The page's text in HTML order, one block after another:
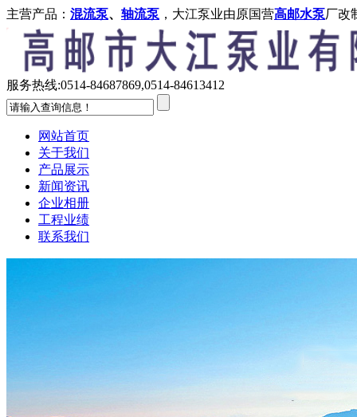
主营产品： 混流泵、 轴流泵 ，大江泵业由原国营高邮水泵厂改
服务热线:0514-84687869,0514-84613412
网站首页
关于我们
产品展示
新闻资讯
企业相册
工程业绩
联系我们